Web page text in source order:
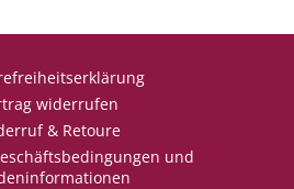
widerrufen
& Retoure
und